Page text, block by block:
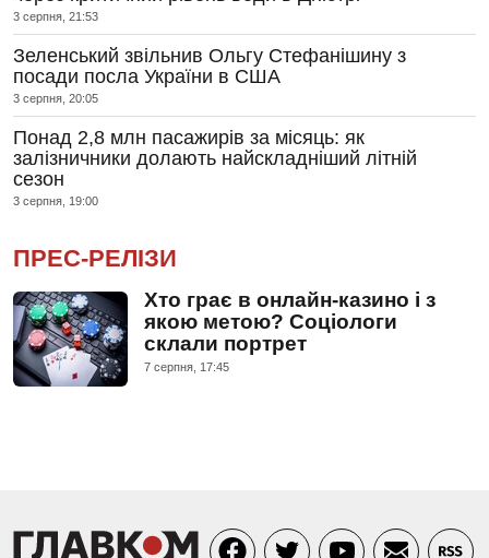
3 серпня, 21:53
Зеленський звільнив Ольгу Стефанішину з
посади посла України в США
3 серпня, 20:05
Понад 2,8 млн пасажирів за місяць: як
залізничники долають найскладніший літній
сезон
3 серпня, 19:00
ПРЕС-РЕЛІЗИ
Хто грає в онлайн-казино і з
якою метою? Соціологи
склали портрет
7 серпня, 17:45